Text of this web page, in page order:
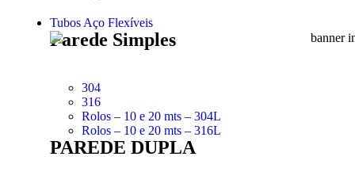
Tubos Aço Flexíveis
Parede Simples
304
316
Rolos – 10 e 20 mts – 304L
Rolos – 10 e 20 mts – 316L
PAREDE DUPLA